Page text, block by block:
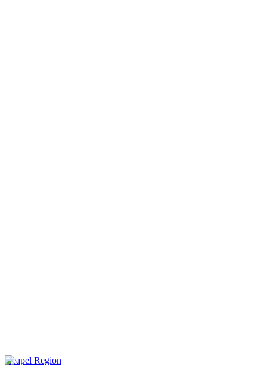
Neapel Region